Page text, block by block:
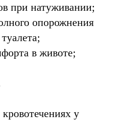
при натуживании;
опорожнения
в животе;
у